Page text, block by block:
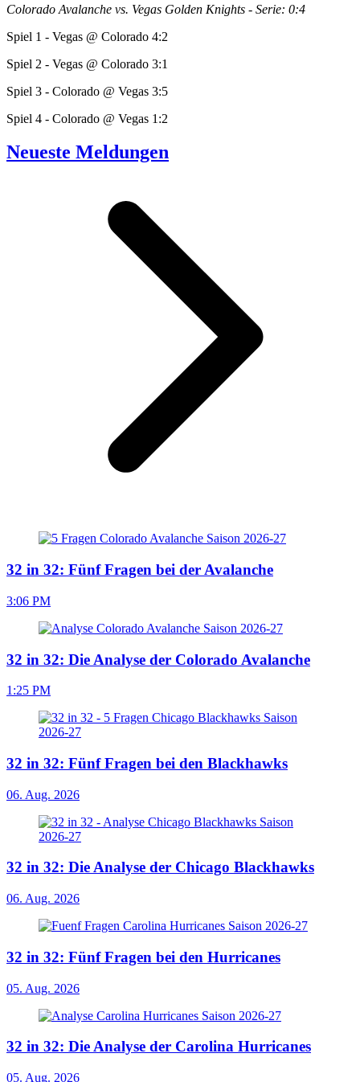
Colorado Avalanche vs. Vegas Golden Knights - Serie: 0:4
Spiel 1 - Vegas @ Colorado 4:2
Spiel 2 - Vegas @ Colorado 3:1
Spiel 3 - Colorado @ Vegas 3:5
Spiel 4 - Colorado @ Vegas 1:2
Neueste Meldungen
32 in 32: Fünf Fragen bei der Avalanche
3:06 PM
32 in 32: Die Analyse der Colorado Avalanche
1:25 PM
32 in 32: Fünf Fragen bei den Blackhawks
06. Aug. 2026
32 in 32: Die Analyse der Chicago Blackhawks
06. Aug. 2026
32 in 32: Fünf Fragen bei den Hurricanes
05. Aug. 2026
32 in 32: Die Analyse der Carolina Hurricanes
05. Aug. 2026